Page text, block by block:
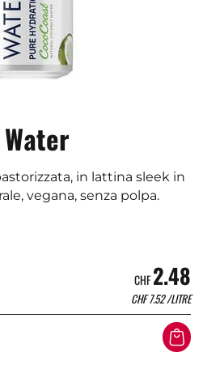
in lattina sleek in
vegana, senza polpa.
CHF2.48
CHF7.52/LITRE